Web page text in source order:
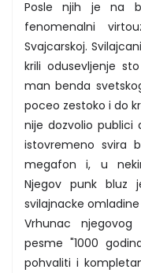
Posle njih je na
fenomenalni
Svajcarskoj.
krili odusevljenje
man benda
poceo zestoko i do
nije dozvolio publici
istovremeno svira
megafon i, u
Njegov punk bluz
svilajnacke
Vrhunac
pesme "1000
pohvaliti i